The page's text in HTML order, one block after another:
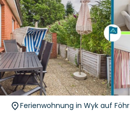
Ferienwohnung in Wyk auf Föhr